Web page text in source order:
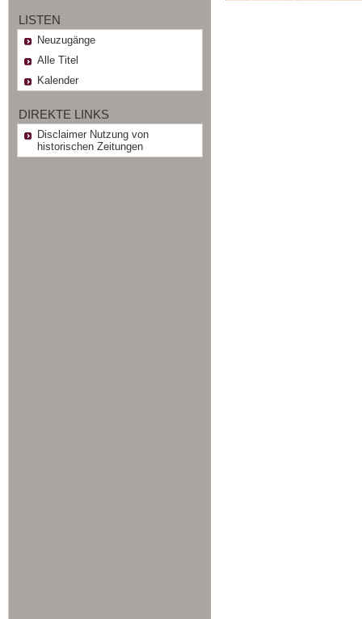
LISTEN
Neuzugänge
Alle Titel
Kalender
DIREKTE LINKS
Disclaimer Nutzung von
historischen Zeitungen